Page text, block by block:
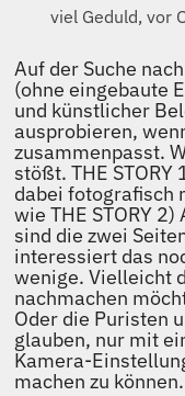
viel Geduld, vor
Auf der Suche
(ohne eingebaute
und künstlicher
ausprobieren,
zusammenpasst.
stößt. THE STORY
dabei fotografisch
wie THE STORY 2)
sind die zwei
interessiert das
wenige. Vielleicht
nachmachen
Oder die Puristen
glauben, nur mit
Kamera-
machen zu können.